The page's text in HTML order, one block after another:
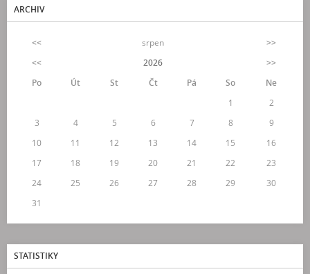
ARCHIV
<< srpen
>>
<<
2026
>>
Po
Út St Čt Pá So
Ne
1
2
3
4 5 6 7 8
9
10
11 12 13 14 15
16
17
18 19 20 21 22
23
24
25 26 27 28 29
30
31
STATISTIKY